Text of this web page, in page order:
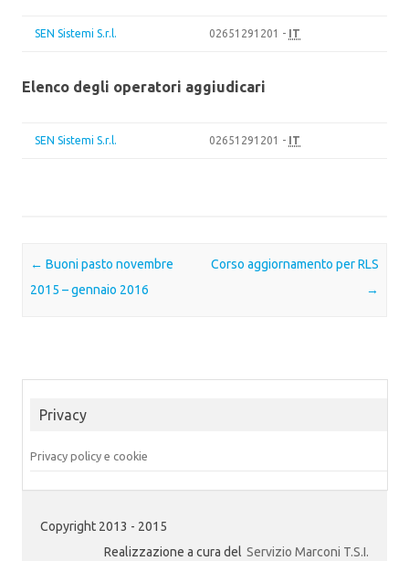
SEN Sistemi S.r.l. 02651291201 - IT
Elenco degli operatori aggiudicari
SEN Sistemi S.r.l. 02651291201 - IT
Post navigation
← Buoni pasto novembre
2015 – gennaio 2016
Corso aggiornamento per RLS
→
Privacy
Privacy policy e cookie
Copyright 2013 - 2015
Realizzazione a cura del Servizio Marconi T.S.I.